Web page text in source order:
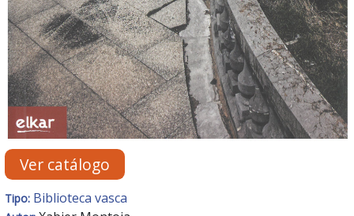
Ver catálogo
Tipo: Biblioteca vasca